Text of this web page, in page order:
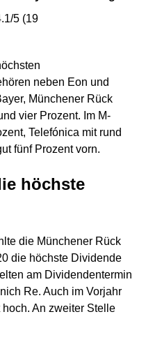
5 (19
neben Eon und
Münchener Rück
vier Prozent. Im M-
Telefónica mit rund
fünf Prozent vorn.
höchste
die Münchener Rück
die höchste Dividende
am Dividendentermin
Re. Auch im Vorjahr
An zweiter Stelle